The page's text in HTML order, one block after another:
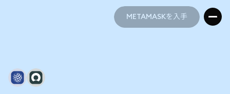
METAMASKを入手